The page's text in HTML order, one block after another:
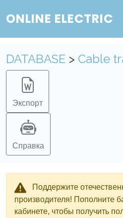
ONLINE ELECTRIC
DATABASE > Cable
Экспорт
Справка
Поддержите
производителя! Пополните
кабинете, чтобы получить